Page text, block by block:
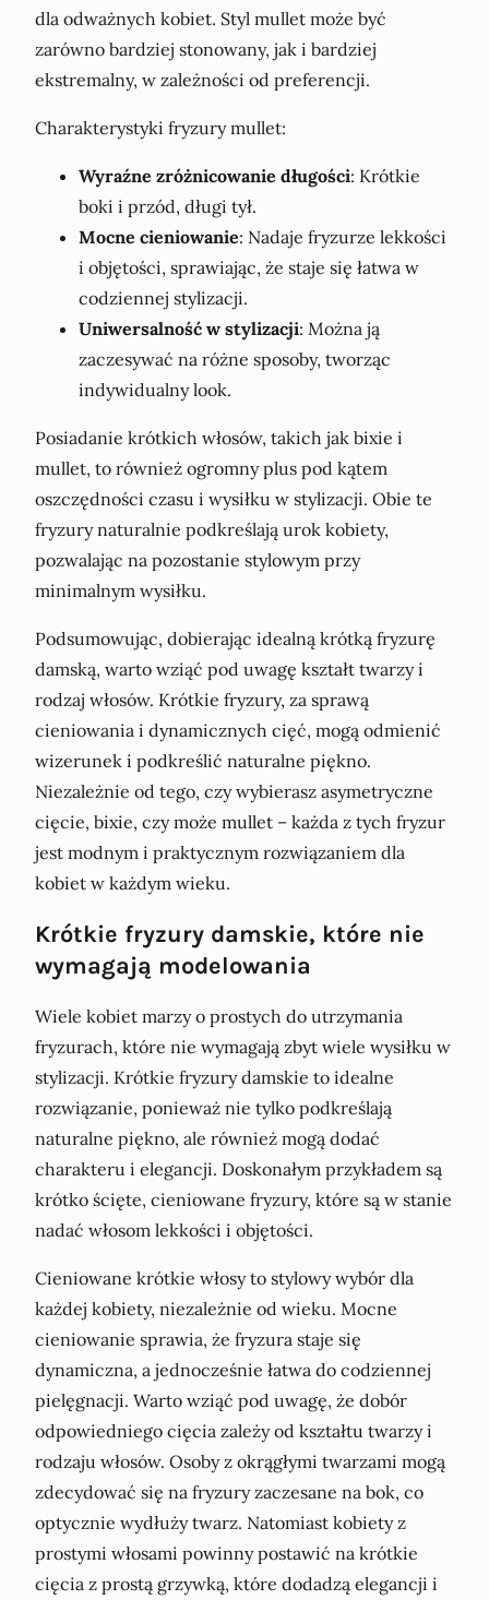
dla odważnych kobiet. Styl mullet może być
zarówno bardziej stonowany, jak i bardziej
ekstremalny, w zależności od preferencji.
Charakterystyki fryzury mullet:
Wyraźne zróżnicowanie długości: Krótkie
boki i przód, długi tył.
Mocne cieniowanie: Nadaje fryzurze lekkości
i objętości, sprawiając, że staje się łatwa w
codziennej stylizacji.
Uniwersalność w stylizacji: Można ją
zaczesywać na różne sposoby, tworząc
indywidualny look.
Posiadanie krótkich włosów, takich jak bixie i
mullet, to również ogromny plus pod kątem
oszczędności czasu i wysiłku w stylizacji. Obie te
fryzury naturalnie podkreślają urok kobiety,
pozwalając na pozostanie stylowym przy
minimalnym wysiłku.
Podsumowując, dobierając idealną krótką fryzurę
damską, warto wziąć pod uwagę kształt twarzy i
rodzaj włosów. Krótkie fryzury, za sprawą
cieniowania i dynamicznych cięć, mogą odmienić
wizerunek i podkreślić naturalne piękno.
Niezależnie od tego, czy wybierasz asymetryczne
cięcie, bixie, czy może mullet – każda z tych fryzur
jest modnym i praktycznym rozwiązaniem dla
kobiet w każdym wieku.
Krótkie fryzury damskie, które nie
wymagają modelowania
Wiele kobiet marzy o prostych do utrzymania
fryzurach, które nie wymagają zbyt wiele wysiłku w
stylizacji. Krótkie fryzury damskie to idealne
rozwiązanie, ponieważ nie tylko podkreślają
naturalne piękno, ale również mogą dodać
charakteru i elegancji. Doskonałym przykładem są
krótko ścięte, cieniowane fryzury, które są w stanie
nadać włosom lekkości i objętości.
Cieniowane krótkie włosy to stylowy wybór dla
każdej kobiety, niezależnie od wieku. Mocne
cieniowanie sprawia, że fryzura staje się
dynamiczna, a jednocześnie łatwa do codziennej
pielęgnacji. Warto wziąć pod uwagę, że dobór
odpowiedniego cięcia zależy od kształtu twarzy i
rodzaju włosów. Osoby z okrągłymi twarzami mogą
zdecydować się na fryzury zaczesane na bok, co
optycznie wydłuży twarz. Natomiast kobiety z
prostymi włosami powinny postawić na krótkie
cięcia z prostą grzywką, które dodadzą elegancji i